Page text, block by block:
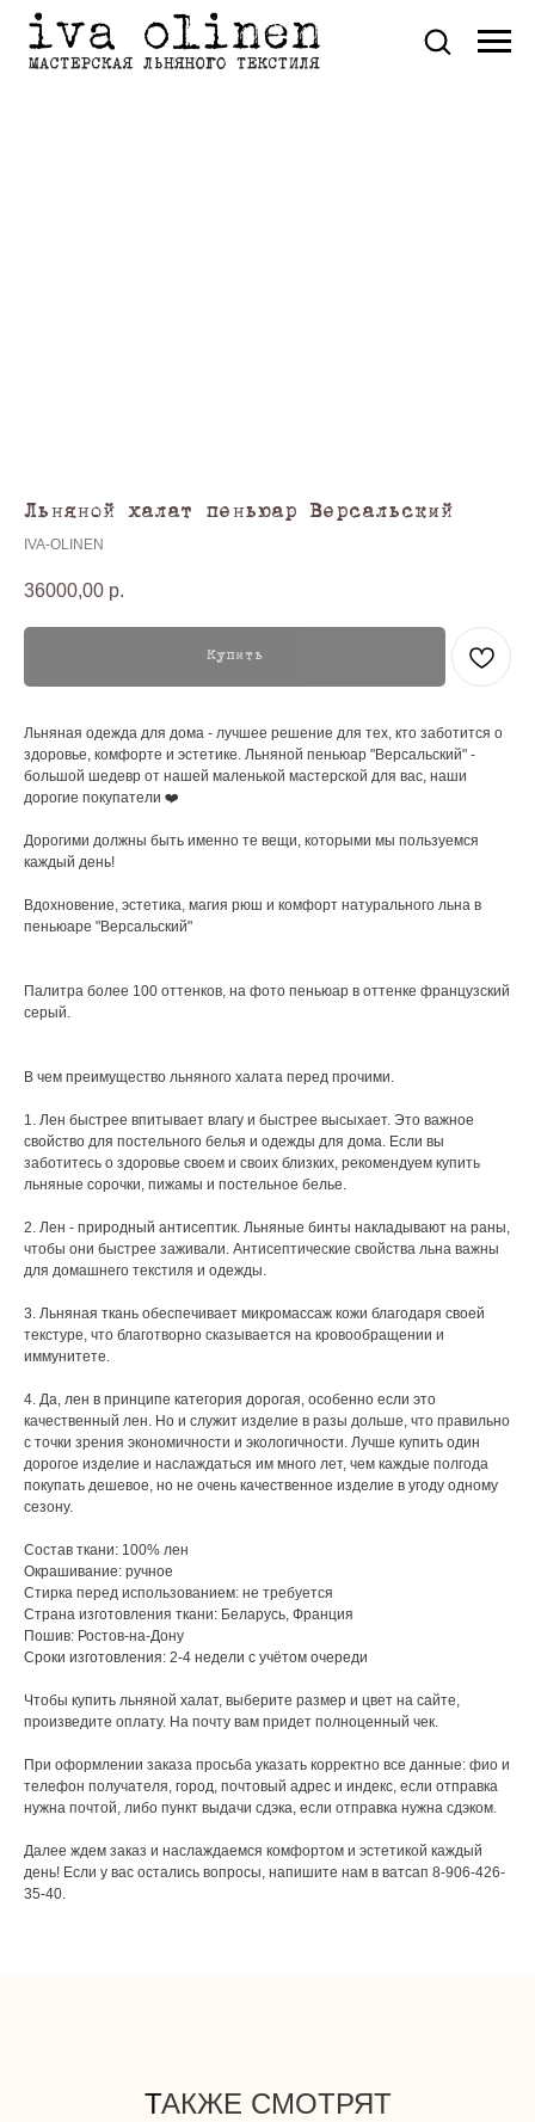
Льняной халат пеньюар Версальский
IVA-OLINEN
36000,00 р.
Купить
Льняная одежда для дома - лучшее решение для тех, кто заботится о
здоровье, комфорте и эстетике. Льняной пеньюар "Версальский" -
большой шедевр от нашей маленькой мастерской для вас, наши
дорогие покупатели ❤️
Дорогими должны быть именно те вещи, которыми мы пользуемся
каждый день!
Вдохновение, эстетика, магия рюш и комфорт натурального льна в
пеньюаре "Версальский"
Палитра более 100 оттенков, на фото пеньюар в оттенке французский
серый.
В чем преимущество льняного халата перед прочими.
1. Лен быстрее впитывает влагу и быстрее высыхает. Это важное
свойство для постельного белья и одежды для дома. Если вы
заботитесь о здоровье своем и своих близких, рекомендуем купить
льняные сорочки, пижамы и постельное белье.
2. Лен - природный антисептик. Льняные бинты накладывают на раны,
чтобы они быстрее заживали. Антисептические свойства льна важны
для домашнего текстиля и одежды.
3. Льняная ткань обеспечивает микромассаж кожи благодаря своей
текстуре, что благотворно сказывается на кровообращении и
иммунитете.
4. Да, лен в принципе категория дорогая, особенно если это
качественный лен. Но и служит изделие в разы дольше, что правильно
с точки зрения экономичности и экологичности. Лучше купить один
дорогое изделие и наслаждаться им много лет, чем каждые полгода
покупать дешевое, но не очень качественное изделие в угоду одному
сезону.
Состав ткани: 100% лен
Окрашивание: ручное
Стирка перед использованием: не требуется
Страна изготовления ткани: Беларусь, Франция
Пошив: Ростов-на-Дону
Сроки изготовления: 2-4 недели с учётом очереди
Чтобы купить льняной халат, выберите размер и цвет на сайте,
произведите оплату. На почту вам придет полноценный чек.
При оформлении заказа просьба указать корректно все данные: фио и
телефон получателя, город, почтовый адрес и индекс, если отправка
нужна почтой, либо пункт выдачи сдэка, если отправка нужна сдэком.
Далее ждем заказ и наслаждаемся комфортом и эстетикой каждый
день! Если у вас остались вопросы, напишите нам в ватсап 8-906-426-
35-40.
ТАКЖЕ СМОТРЯТ